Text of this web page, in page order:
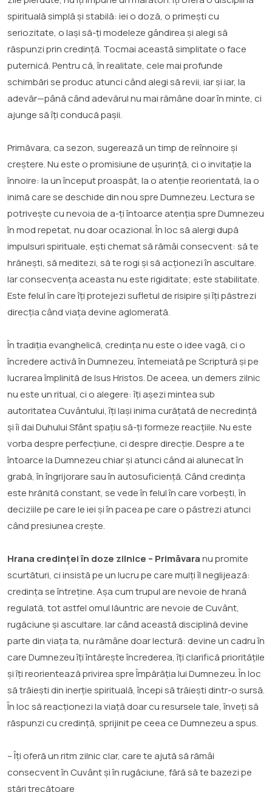
spirituală simplă și stabilă: iei o doză, o primești cu
seriozitate, o lași să-ți modeleze gândirea și alegi să
răspunzi prin credință. Tocmai această simplitate o face
puternică. Pentru că, în realitate, cele mai profunde
schimbări se produc atunci când alegi să revii, iar și iar, la
adevăr—până când adevărul nu mai rămâne doar în minte, ci
ajunge să îți conducă pașii.
Primăvara, ca sezon, sugerează un timp de reînnoire și
creștere. Nu este o promisiune de ușurință, ci o invitație la
înnoire: la un început proaspăt, la o atenție reorientată, la o
inimă care se deschide din nou spre Dumnezeu. Lectura se
potrivește cu nevoia de a-ți întoarce atenția spre Dumnezeu
în mod repetat, nu doar ocazional. În loc să alergi după
impulsuri spirituale, ești chemat să rămâi consecvent: să te
hrănești, să meditezi, să te rogi și să acționezi în ascultare.
Iar consecvența aceasta nu este rigiditate; este stabilitate.
Este felul în care îți protejezi sufletul de risipire și îți păstrezi
direcția când viața devine aglomerată.
În tradiția evanghelică, credința nu este o idee vagă, ci o
încredere activă în Dumnezeu, întemeiată pe Scriptură și pe
lucrarea împlinită de Isus Hristos. De aceea, un demers zilnic
nu este un ritual, ci o alegere: îți așezi mintea sub
autoritatea Cuvântului, îți lași inima curățată de necredință
și îi dai Duhului Sfânt spațiu să-ți formeze reacțiile. Nu este
vorba despre perfecțiune, ci despre direcție. Despre a te
întoarce la Dumnezeu chiar și atunci când ai alunecat în
grabă, în îngrijorare sau în autosuficiență. Când credința
este hrănită constant, se vede în felul în care vorbești, în
deciziile pe care le iei și în pacea pe care o păstrezi atunci
când presiunea crește.
Hrana credinței în doze zilnice – Primăvaranu promite
scurtături, ci insistă pe un lucru pe care mulți îl neglijează:
credința se întreține. Așa cum trupul are nevoie de hrană
regulată, tot astfel omul lăuntric are nevoie de Cuvânt,
rugăciune și ascultare. Iar când această disciplină devine
parte din viața ta, nu rămâne doar lectură: devine un cadru în
care Dumnezeu îți întărește încrederea, îți clarifică prioritățile
și îți reorientează privirea spre Împărăția lui Dumnezeu. În loc
să trăiești din inerție spirituală, începi să trăiești dintr-o sursă.
În loc să reacționezi la viață doar cu resursele tale, înveți să
răspunzi cu credință, sprijinit pe ceea ce Dumnezeu a spus.
– Îți oferă un ritm zilnic clar, care te ajută să rămâi
consecvent în Cuvânt și în rugăciune, fără să te bazezi pe
stări trecătoare